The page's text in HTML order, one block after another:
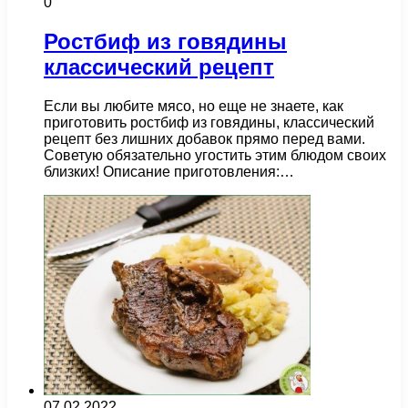
Ростбиф из говядины
классический рецепт
Если вы любите мясо, но еще не знаете, как
приготовить ростбиф из говядины, классический
рецепт без лишних добавок прямо перед вами.
Советую обязательно угостить этим блюдом своих
близких! Описание приготовления:…